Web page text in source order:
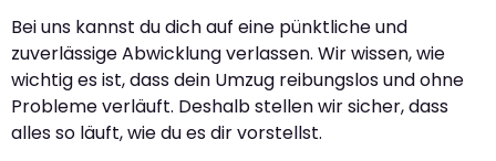
Bei uns kannst du dich auf eine pünktliche und
zuverlässige Abwicklung verlassen. Wir wissen, wie
wichtig es ist, dass dein Umzug reibungslos und ohne
Probleme verläuft. Deshalb stellen wir sicher, dass
alles so läuft, wie du es dir vorstellst.